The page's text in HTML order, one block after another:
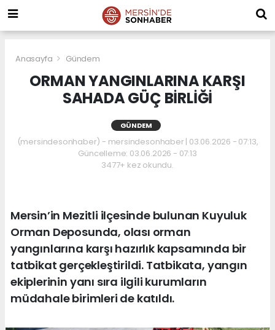
Anasayfa Gündem
ORMAN YANGINLARINA KARŞI
SAHADA GÜÇ BİRLİĞİ
GÜNDEM
(mersindesonhaber) - mersindesonhaber | 03.06.2026 - 07:13,
Güncelleme: 03.06.2026 - 07:13
3477+ kez okundu.
Mersin’in Mezitli ilçesinde bulunan Kuyuluk
Orman Deposunda, olası orman
yangınlarına karşı hazırlık kapsamında bir
tatbikat gerçekleştirildi. Tatbikata, yangın
ekiplerinin yanı sıra ilgili kurumların
müdahale birimleri de katıldı.